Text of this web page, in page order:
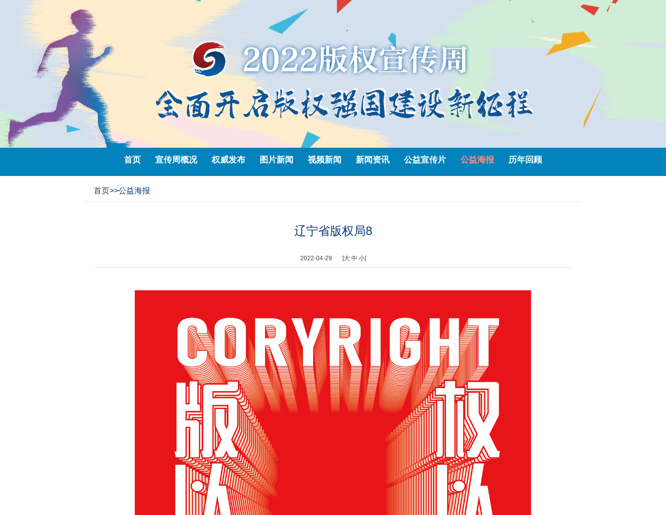
首页 宣传周概况 权威发布 图片新闻 视频新闻 新闻资讯 公益宣传片 公益海报 历年回顾
首页>>公益海报
辽宁省版权局8
2022-04-29 [大 中 小]